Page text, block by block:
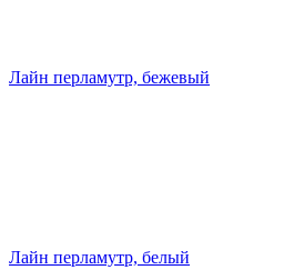
Лайн перламутр, бежевый
Лайн перламутр, белый